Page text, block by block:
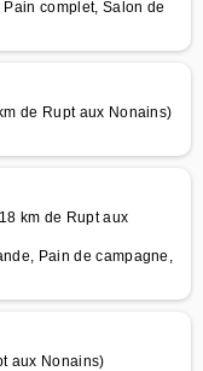
complet, Salon de
de Rupt aux Nonains)
km de Rupt aux
Pain de campagne,
aux Nonains)